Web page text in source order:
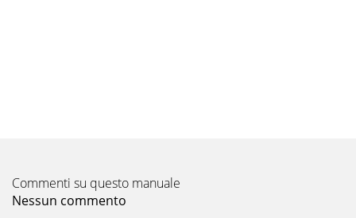
Commenti su questo manuale
Nessun commento